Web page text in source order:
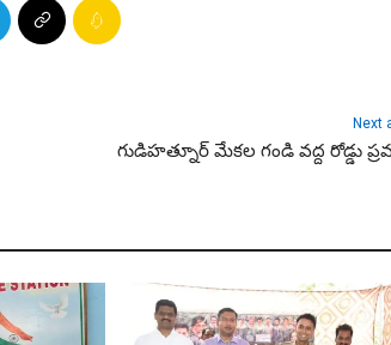
Next
గుడిహత్నూర్ మేకల గండి వద్ద రోడ్డు